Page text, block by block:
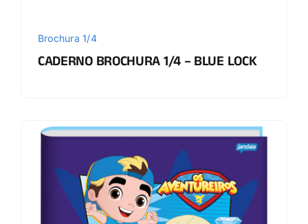
Brochura 1/4
CADERNO BROCHURA 1/4 – BLUE LOCK